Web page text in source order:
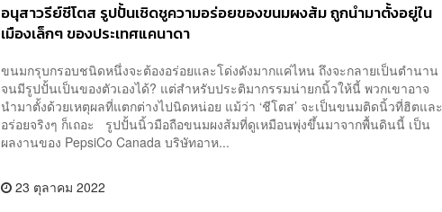
อนุสาวรีย์ชีโตส รูปปั้นเชิดชูความอร่อยของขนมผงส้ม ถูกนำมาตั้งอยู่ใน
เมืองเล็กๆ ของประเทศแคนาดา
ขนมกรุบกรอบชนิดหนึ่งจะต้องอร่อยและโด่งดังมากแค่ไหน ถึงจะกลายเป็นตำนาน
จนมีรูปปั้นเป็นของตัวเองได้? แต่สำหรับประติมากรรมน่ายกนิ้วให้นี้ พวกเขาอาจ
นำมาตั้งด้วยเหตุผลที่แตกต่างไปนิดหน่อย แม้ว่า ‘ชีโตส’ จะเป็นขนมติดนิ้วที่ฮิตและ
อร่อยจริงๆ ก็เถอะ รูปปั้นนิ้วมือถือขนมผงส้มที่ดูเหมือนพุ่งขึ้นมาจากพื้นดินนี้ เป็น
ผลงานของ PepsiCo Canada บริษัทอาห...
23 ตุลาคม 2022